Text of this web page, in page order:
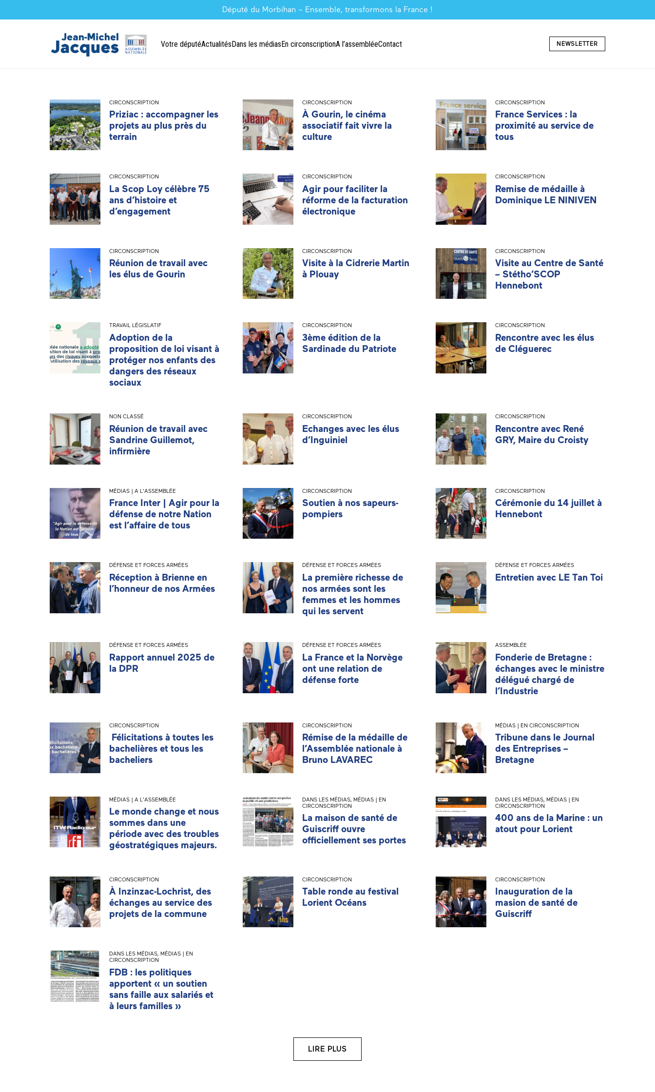
Député du Morbihan – Ensemble, transformons la France !
Votre députéActualitésDans les médiasEn circonscriptionA l’assembléeContact NEWSLETTER
CIRCONSCRIPTION
Priziac : accompagner les
projets au plus près du
terrain
CIRCONSCRIPTION
À Gourin, le cinéma
associatif fait vivre la
culture
CIRCONSCRIPTION
France Services : la
proximité au service de
tous
CIRCONSCRIPTION
La Scop Loy célèbre 75
ans d’histoire et
d’engagement
CIRCONSCRIPTION
Agir pour faciliter la
réforme de la facturation
électronique
CIRCONSCRIPTION
Remise de médaille à
Dominique LE NINIVEN
CIRCONSCRIPTION
Réunion de travail avec
les élus de Gourin
CIRCONSCRIPTION
Visite à la Cidrerie Martin
à Plouay
CIRCONSCRIPTION
Visite au Centre de Santé
– Stétho’SCOP
Hennebont
TRAVAIL LÉGISLATIF
Adoption de la
proposition de loi visant à
protéger nos enfants des
dangers des réseaux
sociaux
CIRCONSCRIPTION
3ème édition de la
Sardinade du Patriote
CIRCONSCRIPTION
Rencontre avec les élus
de Cléguerec
NON CLASSÉ
Réunion de travail avec
Sandrine Guillemot,
infirmière
CIRCONSCRIPTION
Echanges avec les élus
d’Inguiniel
CIRCONSCRIPTION
Rencontre avec René
GRY, Maire du Croisty
MÉDIAS | A L'ASSEMBLÉE
France Inter | Agir pour la
défense de notre Nation
est l’affaire de tous
CIRCONSCRIPTION
Soutien à nos sapeurs-
pompiers
CIRCONSCRIPTION
Cérémonie du 14 juillet à
Hennebont
DÉFENSE ET FORCES ARMÉES
Réception à Brienne en
l’honneur de nos Armées
DÉFENSE ET FORCES ARMÉES
La première richesse de
nos armées sont les
femmes et les hommes
qui les servent
DÉFENSE ET FORCES ARMÉES
Entretien avec LE Tan Toi
DÉFENSE ET FORCES ARMÉES
Rapport annuel 2025 de
la DPR
DÉFENSE ET FORCES ARMÉES
La France et la Norvège
ont une relation de
défense forte
ASSEMBLÉE
Fonderie de Bretagne :
échanges avec le ministre
délégué chargé de
l’Industrie
CIRCONSCRIPTION
Félicitations à toutes les
bachelières et tous les
bacheliers
CIRCONSCRIPTION
Rémise de la médaille de
l’Assemblée nationale à
Bruno LAVAREC
MÉDIAS | EN CIRCONSCRIPTION
Tribune dans le Journal
des Entreprises –
Bretagne
MÉDIAS | A L'ASSEMBLÉE
Le monde change et nous
sommes dans une
période avec des troubles
géostratégiques majeurs.
DANS LES MÉDIAS, MÉDIAS | EN
CIRCONSCRIPTION
La maison de santé de
Guiscriff ouvre
officiellement ses portes
DANS LES MÉDIAS, MÉDIAS | EN
CIRCONSCRIPTION
400 ans de la Marine : un
atout pour Lorient
CIRCONSCRIPTION
À Inzinzac-Lochrist, des
échanges au service des
projets de la commune
CIRCONSCRIPTION
Table ronde au festival
Lorient Océans
CIRCONSCRIPTION
Inauguration de la
masion de santé de
Guiscriff
DANS LES MÉDIAS, MÉDIAS | EN
CIRCONSCRIPTION
FDB : les politiques
apportent « un soutien
sans faille aux salariés et
à leurs familles »
LIRE PLUS